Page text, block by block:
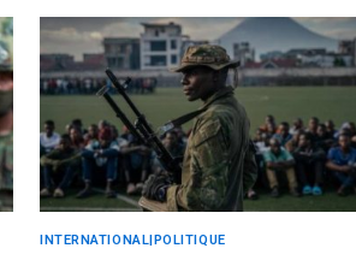
INTERNATIONAL|POLITIQUE